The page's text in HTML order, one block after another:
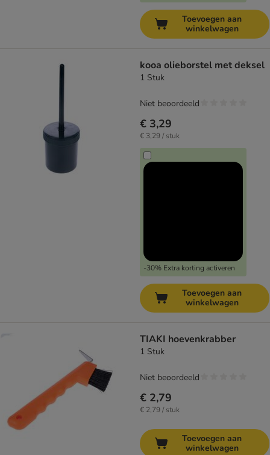
Toevoegen aan
winkelwagen
kooa olieborstel met deksel
1 Stuk
€ 3,29
€ 3,29 / stuk
-30% Extra korting activeren
Niet beoordeeld
Toevoegen aan
winkelwagen
TIAKI hoevenkrabber
1 Stuk
€ 2,79
€ 2,79 / stuk
Niet beoordeeld
Toevoegen aan
winkelwagen